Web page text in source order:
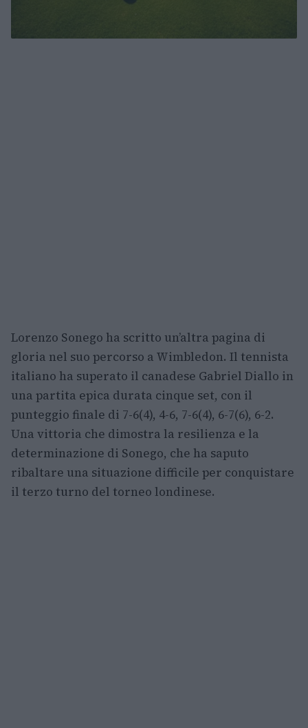
Lorenzo Sonego ha scritto un’altra pagina di
gloria nel suo percorso a Wimbledon. Il tennista
italiano ha superato il canadese Gabriel Diallo in
una partita epica durata cinque set, con il
punteggio finale di 7-6(4), 4-6, 7-6(4), 6-7(6), 6-2.
Una vittoria che dimostra la resilienza e la
determinazione di Sonego, che ha saputo
ribaltare una situazione difficile per conquistare
il terzo turno del torneo londinese.